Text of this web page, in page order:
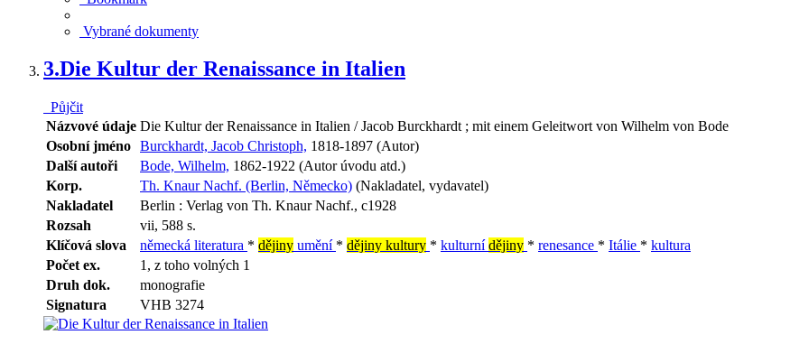
Vybrané dokumenty
3.Die Kultur der Renaissance in Italien
Půjčit
Názvové údaje Die Kultur der Renaissance in Italien / Jacob Burckhardt ; mit einem Geleitwort von Wilhelm von Bode
Osobní jméno Burckhardt, Jacob Christoph, 1818-1897 (Autor)
Další autoři
Bode, Wilhelm, 1862-1922 (Autor úvodu atd.)
Korp.
Th. Knaur Nachf. (Berlin, Německo) (Nakladatel, vydavatel)
Nakladatel
Berlin : Verlag von Th. Knaur Nachf., c1928
Rozsah
vii, 588 s.
Klíčová slova
německá literatura * dějiny umění * dějiny kultury * kulturnídějiny * renesance * Itálie * kultura
Počet ex.
1, z toho volných 1
Druh dok.
monografie
Signatura
VHB 3274